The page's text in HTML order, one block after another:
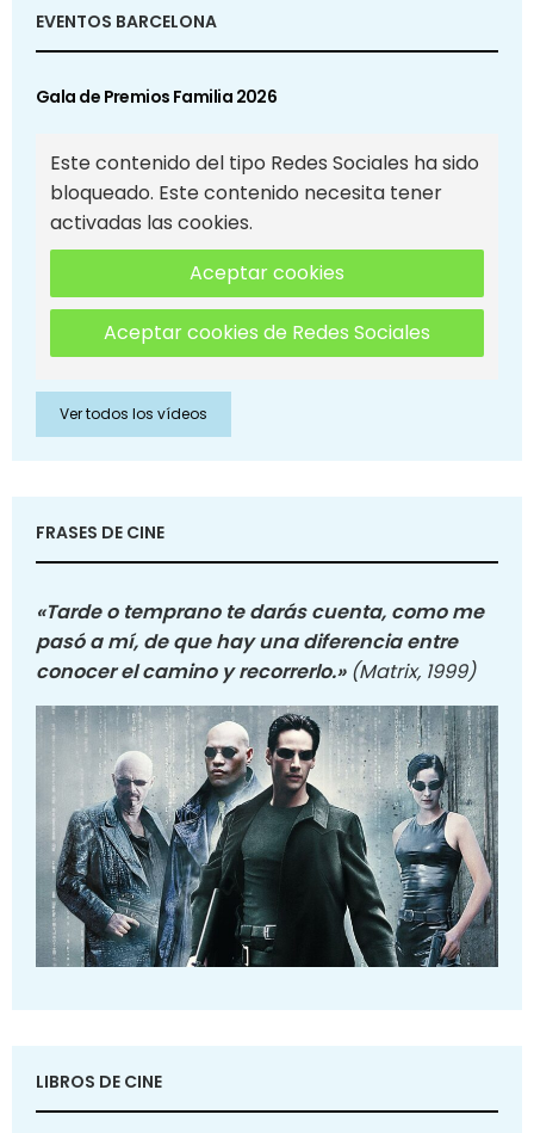
EVENTOS BARCELONA
Gala de Premios Familia 2026
Este contenido del tipo Redes Sociales ha sido
bloqueado. Este contenido necesita tener
activadas las cookies.
Aceptar cookies
Aceptar cookies de Redes Sociales
Ver todos los vídeos
FRASES DE CINE
«Tarde o temprano te darás cuenta, como me
pasó a mí, de que hay una diferencia entre
conocer el camino y recorrerlo.» (Matrix, 1999)
LIBROS DE CINE